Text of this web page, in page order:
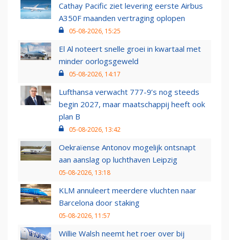
Cathay Pacific ziet levering eerste Airbus
A350F maanden vertraging oplopen
05-08-2026, 15:25
El Al noteert snelle groei in kwartaal met
minder oorlogsgeweld
05-08-2026, 14:17
Lufthansa verwacht 777-9’s nog steeds
begin 2027, maar maatschappij heeft ook
plan B
05-08-2026, 13:42
Oekraïense Antonov mogelijk ontsnapt
aan aanslag op luchthaven Leipzig
05-08-2026, 13:18
KLM annuleert meerdere vluchten naar
Barcelona door staking
05-08-2026, 11:57
Willie Walsh neemt het roer over bij